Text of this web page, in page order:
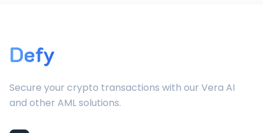
Defy
Secure your crypto transactions with our Vera AI
and other AML solutions.